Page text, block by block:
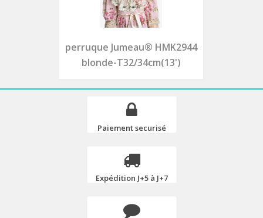
perruque Jumeau® HMK2944
blonde-T32/34cm(13')
Paiement securisé
Expédition J+5 à J+7